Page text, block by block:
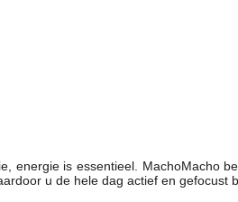
energie is essentieel. MachoMacho
u de hele dag actief en gefocust